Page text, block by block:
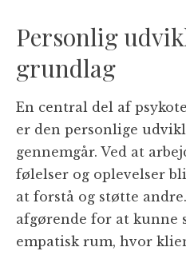
Personlig
grundlag
En central del af
er den personlige
gennemgår. Ved at
følelser og oplevelser
at forstå og støtte
afgørende for at kunne
empatisk rum, hvor